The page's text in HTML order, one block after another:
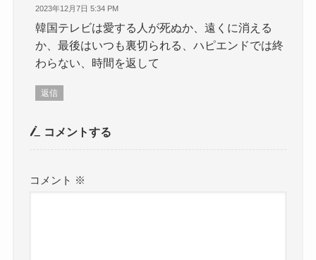
2023年12月7日 5:34 PM
韓国テレビは愛する人が死ぬか、遠くに消える
か、最後はいつも裏切られる、ハピエンドでは終
わらない、時間を返して
返信
コメントする
コメント ※